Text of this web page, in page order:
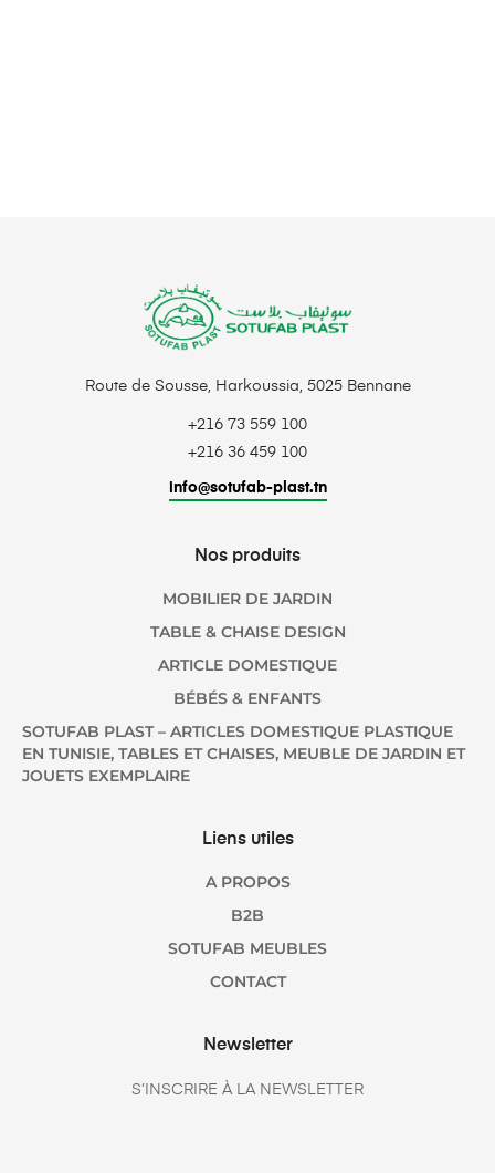
Route de Sousse, Harkoussia, 5025 Bennane
+216 73 559 100
+216 36 459 100
info@sotufab-plast.tn
Nos produits
MOBILIER DE JARDIN
TABLE & CHAISE DESIGN
ARTICLE DOMESTIQUE
BÉBÉS & ENFANTS
SOTUFAB PLAST – ARTICLES DOMESTIQUE PLASTIQUE
EN TUNISIE, TABLES ET CHAISES, MEUBLE DE JARDIN ET
JOUETS EXEMPLAIRE
Liens utiles
A PROPOS
B2B
SOTUFAB MEUBLES
CONTACT
Newsletter
S’INSCRIRE À LA NEWSLETTER